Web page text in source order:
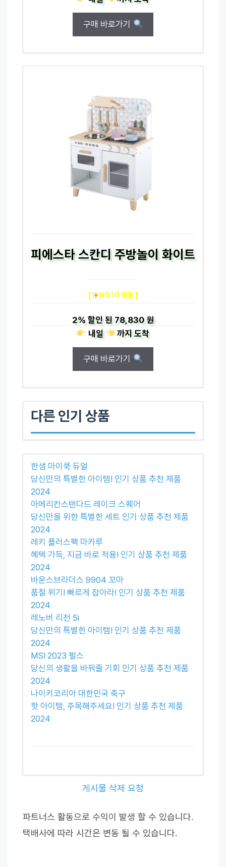
구매 바로가기
피에스타 스칸디 주방놀이 화이트
[ NO.10 제품 ]
2%할인 된78,830 원
내일
까지도착
구매 바로가기
다른 인기 상품
한샘 마이쿡 듀얼
당신만의 특별한 아이템! 인기 상품 추천 제품
2024
아메리칸스탠다드 레이크 스퀘어
당신만을 위한 특별한 세트 인기 상품 추천 제품
2024
레키 플러스팩 마카루
혜택 가득, 지금 바로 적용! 인기 상품 추천 제품
2024
바운스브라더스 9904 꼬마
품절 위기! 빠르게 잡아라! 인기 상품 추천 제품
2024
레노버 리전 5i
당신만의 특별한 아이템! 인기 상품 추천 제품
2024
MSI 2023 펄스
당신의 생활을 바꿔줄 기회 인기 상품 추천 제품
2024
나이키코리아 대한민국 축구
핫 아이템, 주목해주세요! 인기 상품 추천 제품
2024
게시물 삭제 요청
파트너스 활동으로 수익이 발생 할 수 있습니다.
택배사에 따라 시간은 변동 될 수 있습니다.